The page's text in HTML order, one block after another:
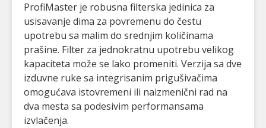
ProfiMaster je robusna filterska jedinica za
usisavanje dima za povremenu do čestu
upotrebu sa malim do srednjim količinama
prašine. Filter za jednokratnu upotrebu velikog
kapaciteta može se lako promeniti. Verzija sa dve
izduvne ruke sa integrisanim prigušivačima
omogućava istovremeni ili naizmenični rad na
dva mesta sa podesivim performansama
izvlačenja.